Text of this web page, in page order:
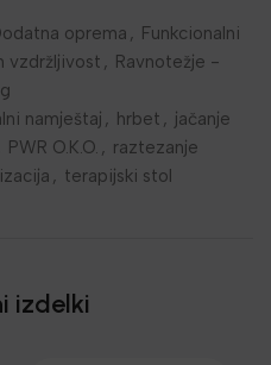
oprema , Funkcionalni
vzdržljivost , Ravnotežje -
namještaj , hrbet , jačanje
PWR O.K.O. , raztezanje
, terapijski stol
izdelki